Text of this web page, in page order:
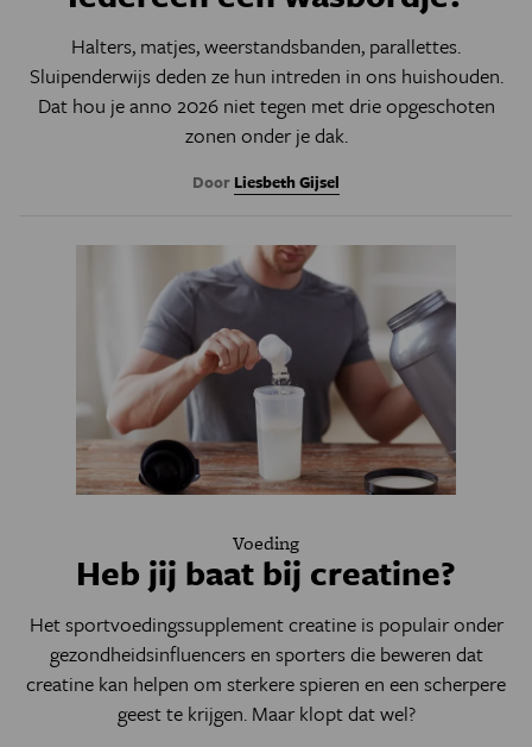
Halters, matjes, weerstandsbanden, parallettes.
Sluipenderwijs deden ze hun intreden in ons huishouden.
Dat hou je anno 2026 niet tegen met drie opgeschoten
zonen onder je dak.
Door Liesbeth Gijsel
Voeding
Heb jij baat bij creatine?
Het sportvoedingssupplement creatine is populair onder
gezondheidsinfluencers en sporters die beweren dat
creatine kan helpen om sterkere spieren en een scherpere
geest te krijgen. Maar klopt dat wel?